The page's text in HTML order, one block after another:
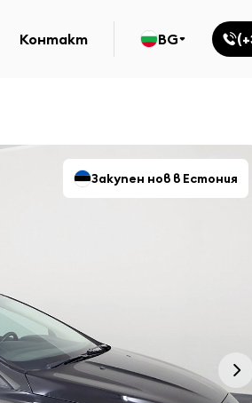
Контакт BG
Закупен нов в Естония